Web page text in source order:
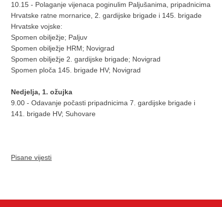
10.15 - Polaganje vijenaca poginulim Paljušanima, pripadnicima
Hrvatske ratne mornarice, 2. gardijske brigade i 145. brigade
Hrvatske vojske:
Spomen obilježje; Paljuv
Spomen obilježje HRM; Novigrad
Spomen obilježje 2. gardijske brigade; Novigrad
Spomen ploča 145. brigade HV; Novigrad
Nedjelja, 1. ožujka
9.00 - Odavanje počasti pripadnicima 7. gardijske brigade i
141. brigade HV; Suhovare
Pisane vijesti